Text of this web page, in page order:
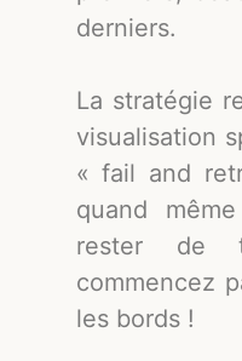
derniers.
La stratégie
visualisation
« fail and
quand
rester de
commencez
les bords !